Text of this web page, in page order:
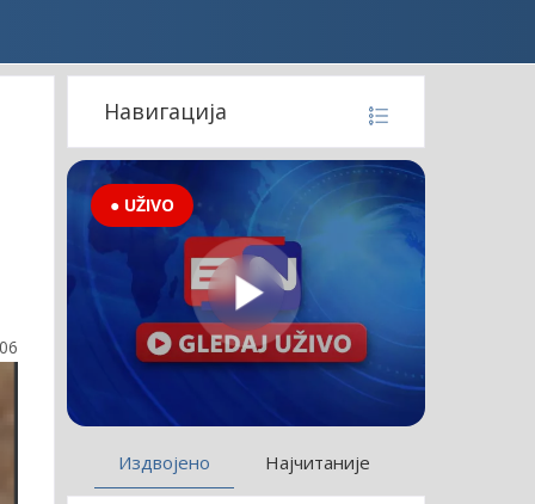
Навигација
● UŽIVO
Издвојено Најчитаније